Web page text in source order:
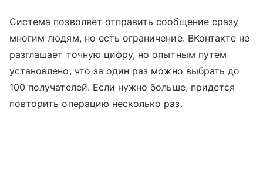
Система позволяет отправить сообщение сразу
многим людям, но есть ограничение. ВКонтакте не
разглашает точную цифру, но опытным путем
установлено, что за один раз можно выбрать до
100 получателей. Если нужно больше, придется
повторить операцию несколько раз.